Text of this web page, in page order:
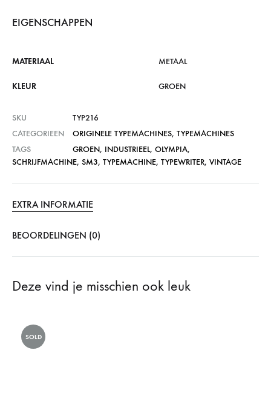
EIGENSCHAPPEN
MATERIAAL METAAL
KLEUR GROEN
SKU
TYP216
CATEGORIEEN
ORIGINELE TYPEMACHINES, TYPEMACHINES
TAGS
GROEN, INDUSTRIEEL, OLYMPIA,
SCHRIJFMACHINE, SM3, TYPEMACHINE, TYPEWRITER, VINTAGE
EXTRA INFORMATIE
BEOORDELINGEN (0)
Deze vind je misschien ook leuk
SOLD